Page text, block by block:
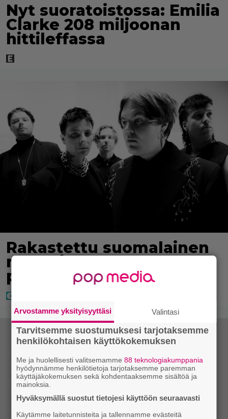
Nyt suoratoistossa: Emilia
Clarke 208 miljoonan
hittileffassa
Rakastettu suomalainen
metalliyhtye tekee
paluun
Arvostamme yksityisyyttäsi Valintasi
Tarvitsemme suostumuksesi tarjotaksemme
henkilökohtaisen käyttökokemuksen
Me ja huolellisesti valitsemamme88 teknologiakumppania
hyödynnämme henkilötietoja tarjotaksemme paremman
käyttäjäkokemuksen sekä kohdentaaksemme sisältöä ja
mainoksia.
Hyväksymällä suostut tietojesi käyttöön seuraavasti
Käytämme laitetunnisteita ja tallennamme evästeitä